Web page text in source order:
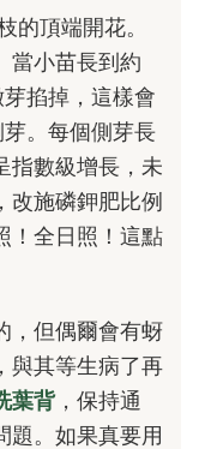
的頂端開花。
當小苗長到約
掐掉，這樣會
。每個側芽長
指數級增長，未
改施磷鉀肥比例
！全日照！這點
，但偶爾會有蚜
與其等生病了再
葉背，保持通
題。如果真要用